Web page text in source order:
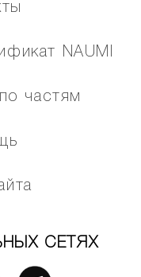
NAUMI
частям
СЕТЯХ